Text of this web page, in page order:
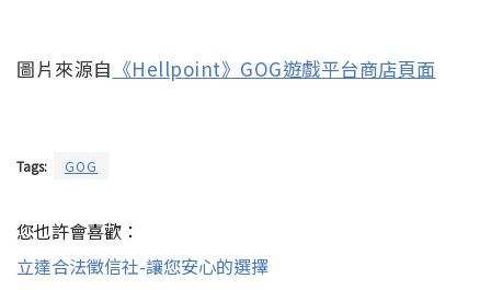
圖片來源自 《Hellpoint》GOG遊戲平台商店頁面
Tags: GOG
您也許會喜歡：
立達合法徵信社-讓您安心的選擇